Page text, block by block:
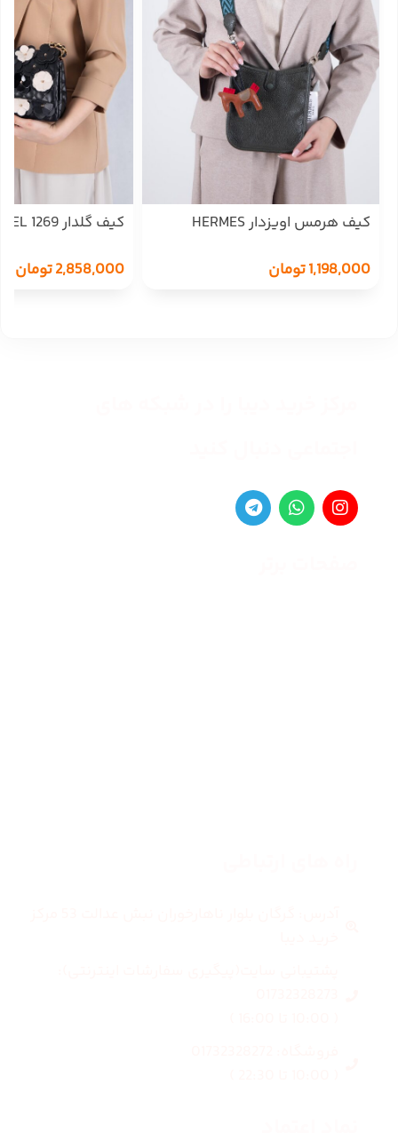
کیف هرمس اویزدار HERMES
1,198,000تومان
کیف گلدار CHANEL 1269
2,858,000تومان